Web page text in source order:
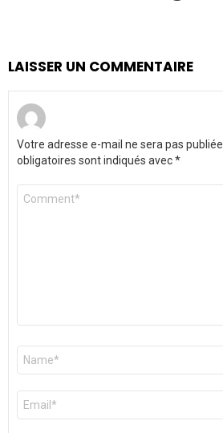
LAISSER UN COMMENTAIRE
Votre adresse e-mail ne sera pas publiée.
obligatoires sont indiqués avec*
Commentaire
Nom
E-
mail
*